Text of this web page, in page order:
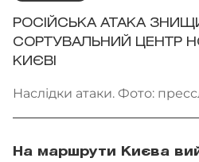
РОСІЙСЬКА АТАКА
СОРТУВАЛЬНИЙ ЦЕНТР
КИЄВІ
Наслідки атаки. Фото:
На маршрути Києва